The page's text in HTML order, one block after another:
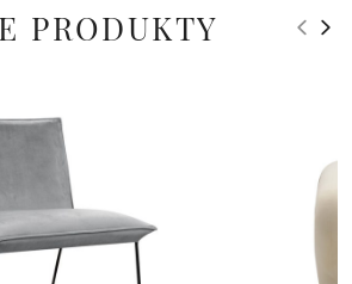
PRODUKTY